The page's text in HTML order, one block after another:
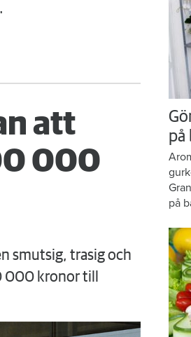
att
000
smutsig, trasig och
000 kronor till
på
på